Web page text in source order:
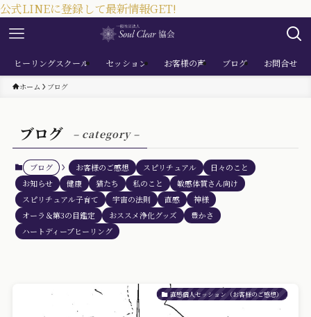
公式LINEに登録して最新情報GET!
ヒーリングスクール セッション お客様の声 ブログ お問合せ
ホーム ブログ
ブログ – category –
ブログ お客様のご感想 スピリチュアル
日々のこと
お知らせ
健康 猫たち 私のこと
敏感体質さん向け
スピリチュアル子育て
宇宙の法則 直感
神様
オーラ＆第3の目鑑定
おススメ浄化グッズ
豊かさ
ハートディープヒーリング
直感個人セッション（お客様のご感想）